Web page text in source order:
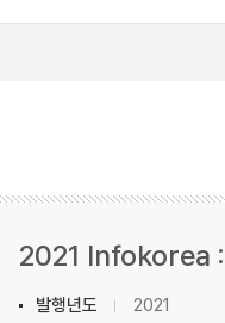
2021 Infokorea
발행년도
2021